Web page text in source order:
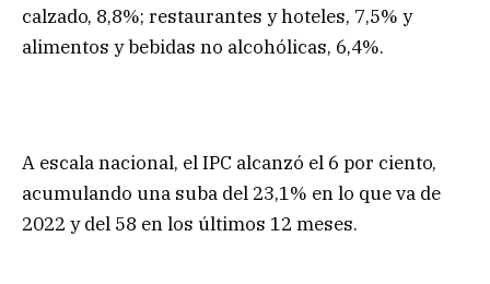
calzado, 8,8%; restaurantes y hoteles, 7,5% y
alimentos y bebidas no alcohólicas, 6,4%.
A escala nacional, el IPC alcanzó el 6 por ciento,
acumulando una suba del 23,1% en lo que va de
2022 y del 58 en los últimos 12 meses.